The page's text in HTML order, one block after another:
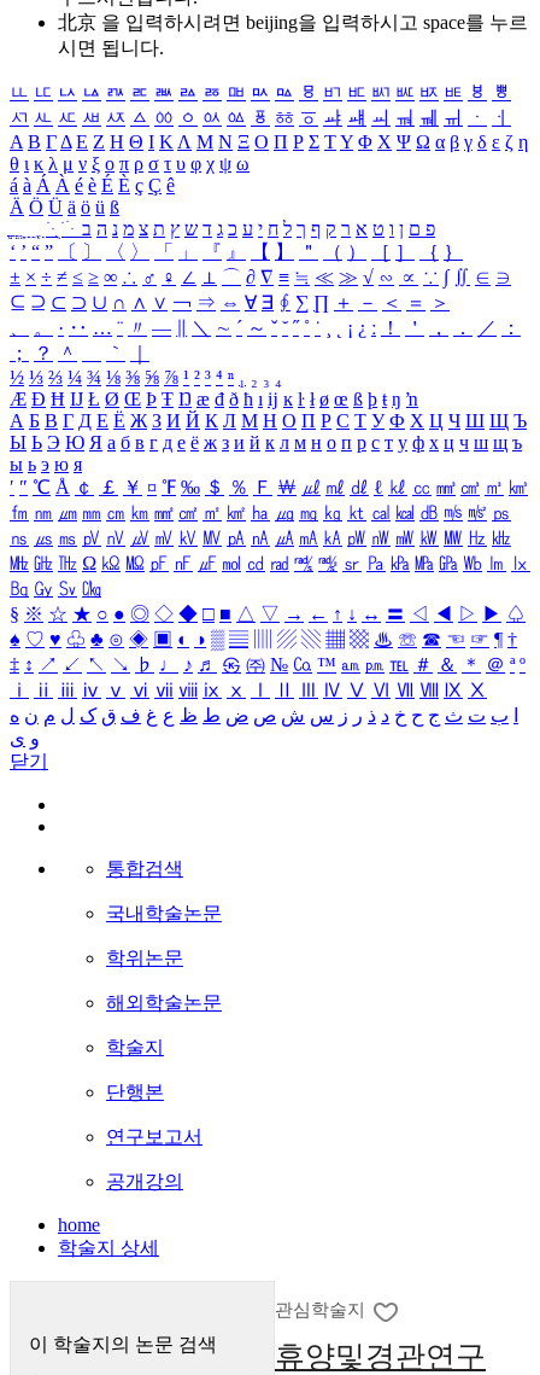
北京 을 입력하시려면 beijing을 입력하시고 space를 누르
시면 됩니다.
ㅥ ㅦ ㅧ ㅨ ㅩ ㅪ ㅫ ㅬ ㅭ ㅮ ㅯ ㅰ ㅱ ㅲ ㅳ ㅴ ㅵ ㅶ ㅷ ㅸ
ㅹ
ㅺ ㅻ ㅼ ㅽ ㅾ ㅿ ㆀ ㆁ ㆂ ㆃ ㆄ ㆅ ㆆ ㆇ ㆈ ㆉ ㆊ ㆋ ㆌ ㆍ
ㆎ
Α Β ΓΔ Ε Ζ Η Θ Ι ΚΛ Μ Ν Ξ Ο Π Ρ Σ ΤΥ Φ Χ Ψ Ω α β γ δ ε ζ η
θ ι κ λ μ ν ξ ο π ρ σ τ υ φ χ ψ ω
á à Á À é è É È ç Ç ê
Ä Ö Ü ä ö ü ß
ִֶֹ ֻּ ׁׂ פ ם ן ו ט א ר ק ף ך ל ח י ע כ ג ד ש ץ ת צ מ נ ה ב
‘ ’ “ ” 〔 〕 〈 〉 「 」 『 』 【 】 ＂ （ ） ［ ］ ｛ ｝
± × ÷ ≠ ≤ ≥ ∞ ∴ ♂ ♀ ∠ ⊥ ⌒ ∂ ∇ ≡ ≒ ≪ ≫ √ ∽ ∝ ∵ ∫ ∬ ∈ ∋
⊆ ⊇ ⊂ ⊃ ∪ ∩ ∧ ∨ ￢ ⇒ ⇔ ∀ ∃ ∮ ∑ ∏ ＋ － ＜ ＝
＞
、
。 · ‥ … ¨ 〃 ― ＼ ∼ ´ ～ ˇ ˘ ˝ ˚ ˙ ¸ ¡ ¿ ː ！ ＇ ， ． ／
：
；
？ ＾ ｀
½ ⅓ ⅔ ¼ ¾ ⅛ ⅜ ⅝ ⅞ ¹ ² ³ ⁴ ⁿ ₁ ₂ ₃ ₄
Æ Ð Ħ Ĳ Ł Ø Œ Þ Ŧ Ŋ æ đ ð ħ ı ĳ ĸ ŀ ł ø œ ß þ ŧ ŋ ŉ
А Б В Г Д Е Ё Ж З И Й К Л М Н О П Р С Т У Ф Х Ц Ч Ш Щ Ъ
Ы Ь Э Ю Я а б в г д е ё ж з и й к л м н о п р с т у ф х ц ч ш щ ъ
ы ь э ю я
′ ″ ℃ Å ￠ ￡ ￥ ¤ ℉ ‰ ＄ ％ Ｆ ￦ ㎕ ㎖ ㎗ ℓ ㎘ ㏄ ㎣ ㎤ ㎥ ㎦
㎙ ㎚ ㎛ ㎜ ㎝ ㎞ ㎟ ㎠ ㎡ ㎢ ㏊ ㎍ ㎎ ㎏ ㏏ ㎈ ㎉ ㏈ ㎧ ㎨ ㎰
㎱ ㎲ ㎳ ㎴ ㎵ ㎶ ㎷ ㎸ ㎹ ㎀ ㎁ ㎂ ㎃ ㎄ ㎺ ㎻ ㎽ ㎾ ㎿ ㎐ ㎑
㎒ ㎓ ㎔ Ω ㏀ ㏁ ㎊ ㎋ ㎌ ㏖ ㏅ ㎭ ㎮ ㎯ ㏛ ㎩ ㎪ ㎫ ㎬ ㏝ ㏐
㏓
㏃ ㏉ ㏜ ㏆
§ ※ ☆ ★ ○ ● ◎ ◇ ◆ □ ■ △ ▽ → ← ↑ ↓ ↔ 〓 ◁ ◀ ▷ ▶ ♤
♠ ♡ ♥ ♧ ♣ ⊙ ◈ ▣ ◐ ◑ ▒ ▤ ▨ ▧ ▦ ▩ ♨ ☏ ☎ ☜ ☞ ¶ †
‡ ↕ ↗ ↙ ↖ ↘ ♭ ♩ ♪ ♬ ㉿ ㈜ № ㏇ ™ ㏂ ㏘ ℡ ＃ ＆ ＊ ＠ ª º
ⅰ
ⅱ ⅲ ⅳ ⅴ ⅵ ⅶ ⅷ ⅸ ⅹ Ⅳ Ⅴ Ⅵ Ⅶ Ⅷ Ⅸ Ⅹ
ب ت ث ج ح خ د ذ ر ز س ش ص ض ط ظ ع غ ف ق ک ل م ن ه
و ی
닫기
통합검색
국내학술논문
학위논문
해외학술논문
학술지
단행본
연구보고서
공개강의
home
학술지 상세
이 학술지의 논문 검색
관심학술지
휴양및경관연구